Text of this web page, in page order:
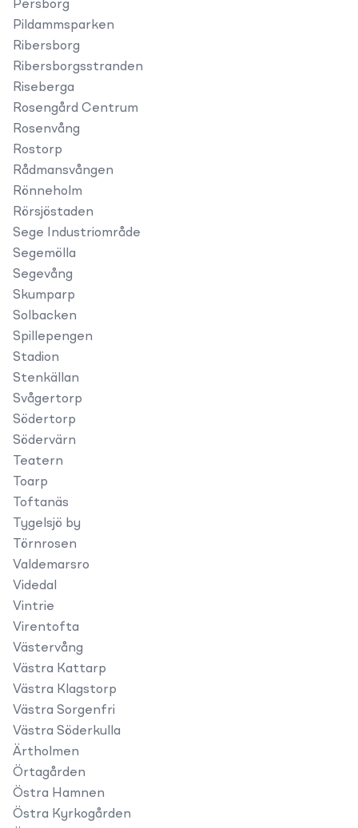
Persborg
Pildammsparken
Ribersborg
Ribersborgsstranden
Riseberga
Rosengård Centrum
Rosenvång
Rostorp
Rådmansvången
Rönneholm
Rörsjöstaden
Sege Industriområde
Segemölla
Segevång
Skumparp
Solbacken
Spillepengen
Stadion
Stenkällan
Svågertorp
Södertorp
Södervärn
Teatern
Toarp
Toftanäs
Tygelsjö by
Törnrosen
Valdemarsro
Videdal
Vintrie
Virentofta
Västervång
Västra Kattarp
Västra Klagstorp
Västra Sorgenfri
Västra Söderkulla
Ärtholmen
Örtagården
Östra Hamnen
Östra Kyrkogården